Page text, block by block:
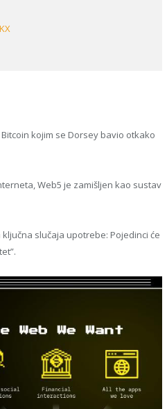
kojim se Dorsey bavio otkako
Web5 je zamišljen kao sustav
slučaja upotrebe: Pojedinci će